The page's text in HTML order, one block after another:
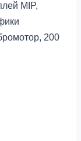
MIP,
200